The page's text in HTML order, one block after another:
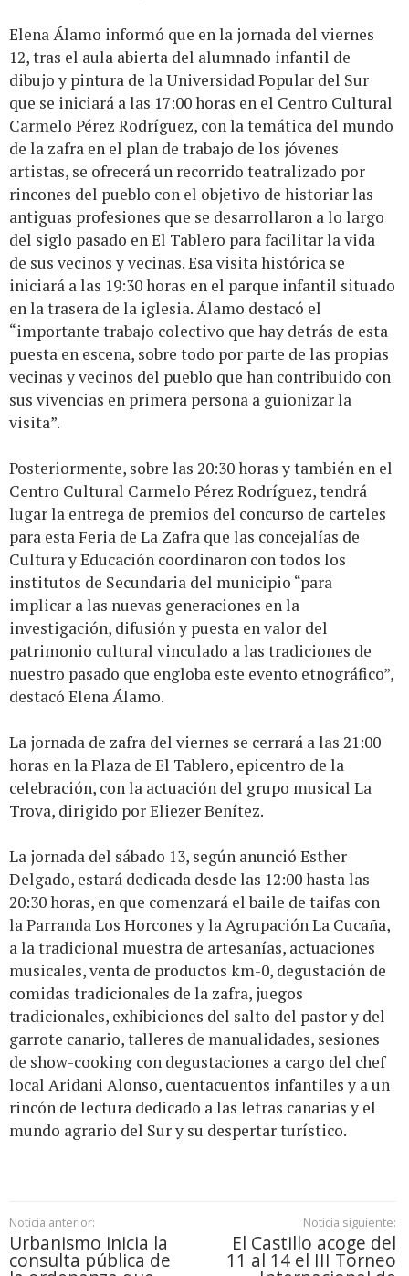
Elena Álamo informó que en la jornada del viernes
12, tras el aula abierta del alumnado infantil de
dibujo y pintura de la Universidad Popular del Sur
que se iniciará a las 17:00 horas en el Centro Cultural
Carmelo Pérez Rodríguez, con la temática del mundo
de la zafra en el plan de trabajo de los jóvenes
artistas, se ofrecerá un recorrido teatralizado por
rincones del pueblo con el objetivo de historiar las
antiguas profesiones que se desarrollaron a lo largo
del siglo pasado en El Tablero para facilitar la vida
de sus vecinos y vecinas. Esa visita histórica se
iniciará a las 19:30 horas en el parque infantil situado
en la trasera de la iglesia. Álamo destacó el
“importante trabajo colectivo que hay detrás de esta
puesta en escena, sobre todo por parte de las propias
vecinas y vecinos del pueblo que han contribuido con
sus vivencias en primera persona a guionizar la
visita”.
Posteriormente, sobre las 20:30 horas y también en el
Centro Cultural Carmelo Pérez Rodríguez, tendrá
lugar la entrega de premios del concurso de carteles
para esta Feria de La Zafra que las concejalías de
Cultura y Educación coordinaron con todos los
institutos de Secundaria del municipio “para
implicar a las nuevas generaciones en la
investigación, difusión y puesta en valor del
patrimonio cultural vinculado a las tradiciones de
nuestro pasado que engloba este evento etnográfico”,
destacó Elena Álamo.
La jornada de zafra del viernes se cerrará a las 21:00
horas en la Plaza de El Tablero, epicentro de la
celebración, con la actuación del grupo musical La
Trova, dirigido por Eliezer Benítez.
La jornada del sábado 13, según anunció Esther
Delgado, estará dedicada desde las 12:00 hasta las
20:30 horas, en que comenzará el baile de taifas con
la Parranda Los Horcones y la Agrupación La Cucaña,
a la tradicional muestra de artesanías, actuaciones
musicales, venta de productos km-0, degustación de
comidas tradicionales de la zafra, juegos
tradicionales, exhibiciones del salto del pastor y del
garrote canario, talleres de manualidades, sesiones
de show-cooking con degustaciones a cargo del chef
local Aridani Alonso, cuentacuentos infantiles y a un
rincón de lectura dedicado a las letras canarias y el
mundo agrario del Sur y su despertar turístico.
Noticia anterior:
Urbanismo inicia la
consulta pública de
Noticia siguiente:
El Castillo acoge del
11 al 14 el III Torneo